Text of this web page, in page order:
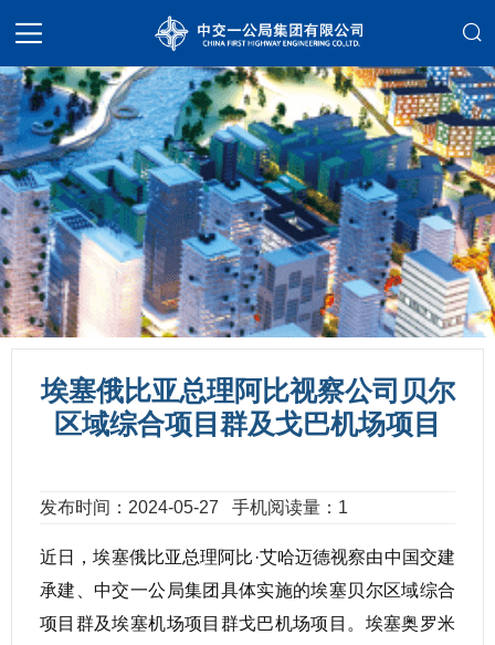
埃塞俄比亚总理阿比视察公司贝尔
区域综合项目群及戈巴机场项目
发布时间：2024-05-27 手机阅读量：1
近日，埃塞俄比亚总理阿比·艾哈迈德视察由中国交建
承建、中交一公局集团具体实施的埃塞贝尔区域综合
项目群及埃塞机场项目群戈巴机场项目。埃塞奥罗米